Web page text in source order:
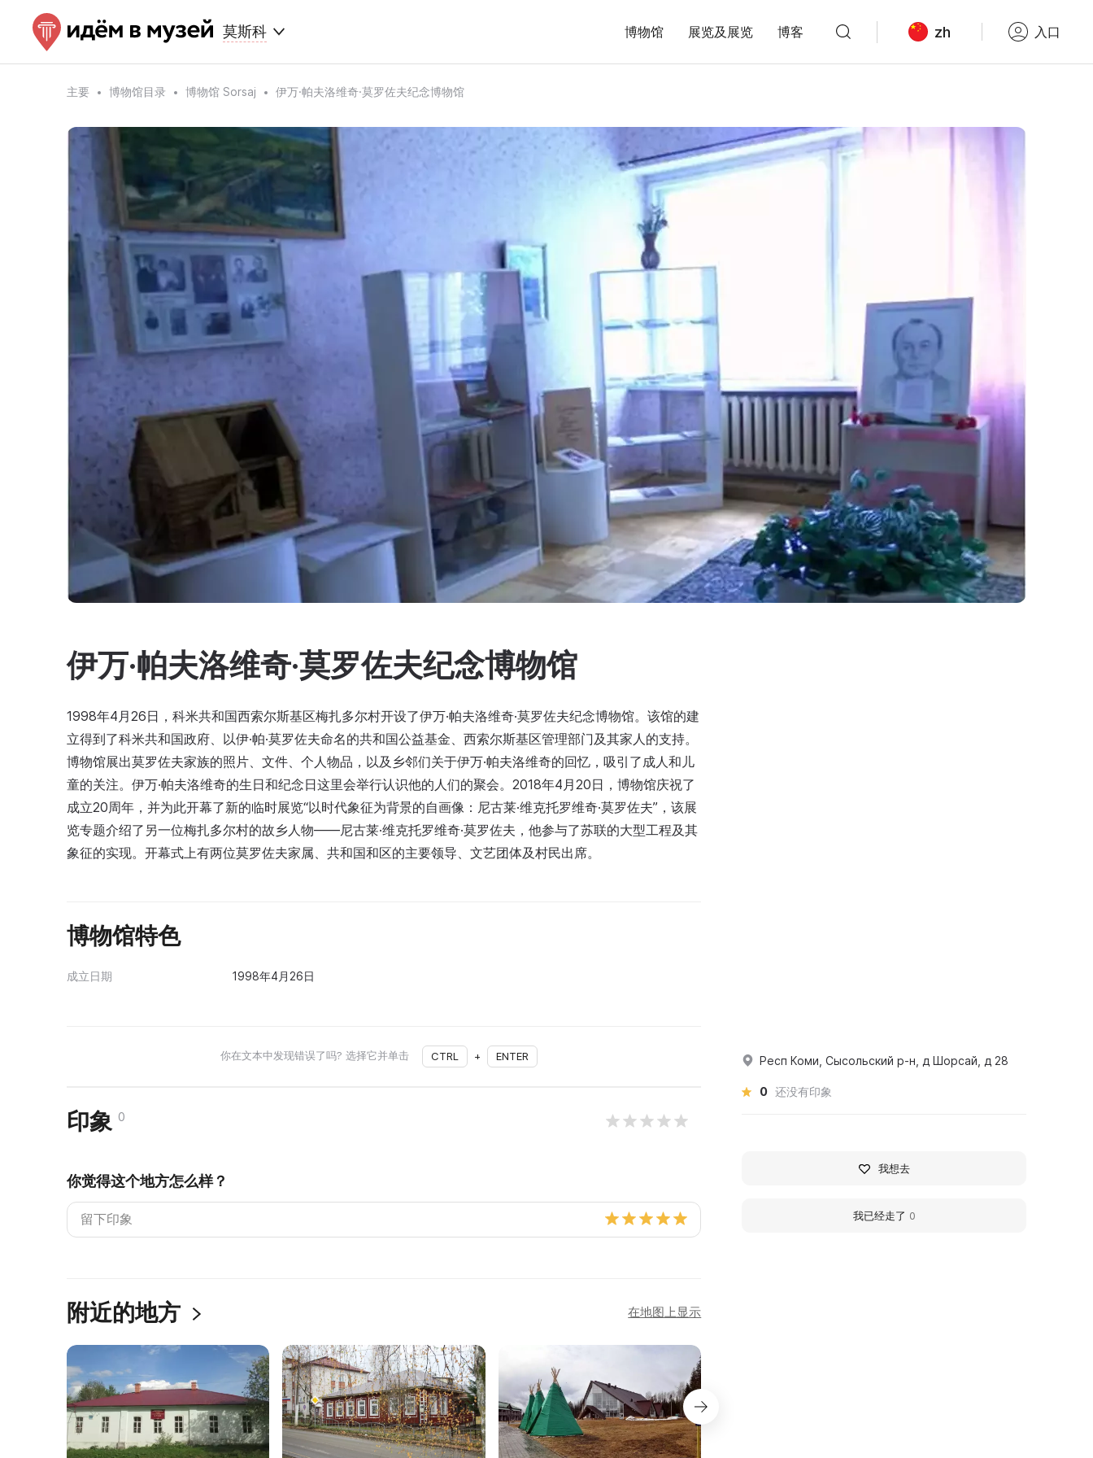
莫斯科 博物馆 展览及展览 博客 zh 入口
主要 博物馆目录 博物馆 Sorsaj 伊万·帕夫洛维奇·莫罗佐夫纪念博物馆
伊万·帕夫洛维奇·莫罗佐夫纪念博物馆
1998年4月26日，科米共和国西索尔斯基区梅扎多尔村开设了伊万·帕夫洛维奇·莫罗佐夫纪念博物馆。该馆的建
立得到了科米共和国政府、以伊·帕·莫罗佐夫命名的共和国公益基金、西索尔斯基区管理部门及其家人的支持。
博物馆展出莫罗佐夫家族的照片、文件、个人物品，以及乡邻们关于伊万·帕夫洛维奇的回忆，吸引了成人和儿
童的关注。伊万·帕夫洛维奇的生日和纪念日这里会举行认识他的人们的聚会。2018年4月20日，博物馆庆祝了
成立20周年，并为此开幕了新的临时展览“以时代象征为背景的自画像：尼古莱·维克托罗维奇·莫罗佐夫”，该展
览专题介绍了另一位梅扎多尔村的故乡人物——尼古莱·维克托罗维奇·莫罗佐夫，他参与了苏联的大型工程及其
象征的实现。开幕式上有两位莫罗佐夫家属、共和国和区的主要领导、文艺团体及村民出席。
博物馆特色
成立日期 1998年4月26日
你在文本中发现错误了吗? 选择它并单击 CTRL + ENTER
印象 0
你觉得这个地方怎么样？
附近的地方 在地图上显示
Респ Коми, Сысольский р-н, д Шорсай, д 28
0 还没有印象
我想去
我已经走了 0